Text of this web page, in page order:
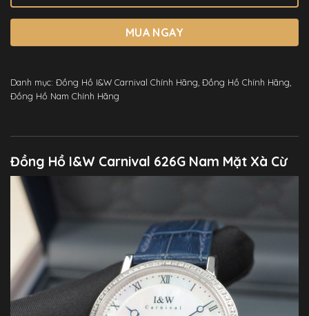
MUA NGAY
Danh mục: Đồng Hồ I&W Carnival Chính Hãng Đồng Hồ Chính Hãng
Đồng Hồ Nam Chính Hãng
Đồng Hồ I&W Carnival 626G Nam Mặt Xà Cừ